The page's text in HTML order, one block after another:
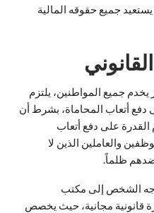
جميع حقوقه المالية
جميع المواطنين، يلتزم
دفع أتعاب المحاماة، بشرط أن
على دفع أتعاب
والعاملين الذين لا
ظلماً.
الشخص إلى مكتب
قانونية مجانية، حيث يخصص